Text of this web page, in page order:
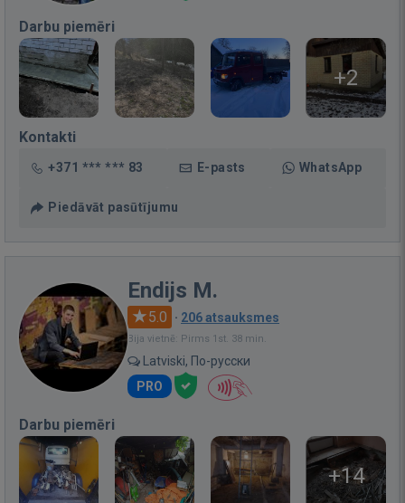
Darbu piemēri
+2
Kontakti
+371 *** *** 83 E-pasts WhatsApp
Piedāvāt pasūtījumu
Endijs M.
5.0 · 206 atsauksmes
Bija vietnē: Pirms 1st. 38 min.
Latviski, По-русски
PRO
Darbu piemēri
+14